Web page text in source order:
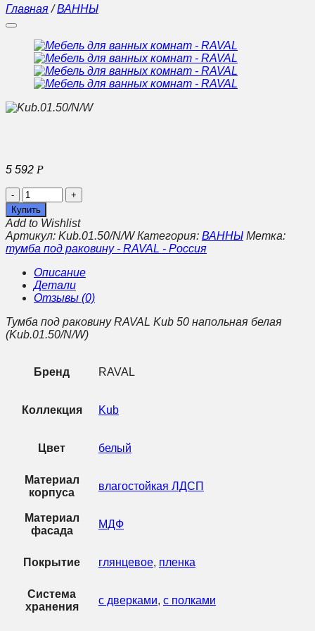
Главная / ВАННЫ
5 592 Р
Количество
Мебель
для
ванных
комнат
-
RAVAL
Купить
Add to Wishlist
Артикул: Kub.01.50/N/W Категория: ВАННЫ Метка:
тумба под раковину - RAVAL - Россия
Описание
Детали
Отзывы (0)
Тумба под раковину RAVAL Kub 50 напольная белая
(Kub.01.50/N/W)
Бренд RAVAL
Коллекция Kub
Цвет белый
Материал
корпуса
влагостойкая ЛДСП
Материал
фасада
МДФ
Покрытие глянцевое, пленка
Система
хранения
с дверками, с полками